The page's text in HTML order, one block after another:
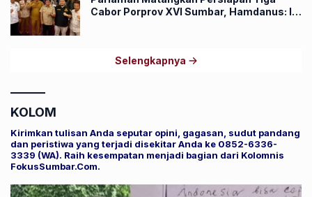
Cabor Porprov XVI Sumbar, Hamdanus: Ini
Selengkapnya
KOLOM
Kirimkan tulisan Anda seputar opini, gagasan, sudut pandang
dan peristiwa yang terjadi disekitar Anda ke 0852-6336-
3339 (WA). Raih kesempatan menjadi bagian dari Kolomnis
FokusSumbar.Com.